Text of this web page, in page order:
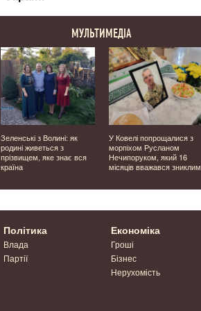
МУЛЬТИМЕДІА
Зеленські з Волині: як
родині живеться з
прізвищем, яке знає вся
країна
У Ковелі попрощалися з
морпіхом Русланом
Нечипоруком, який 16
місяців вважався зниклим
Політика
Влада
Партії
Економіка
Гроші
Бізнес
Нерухомість